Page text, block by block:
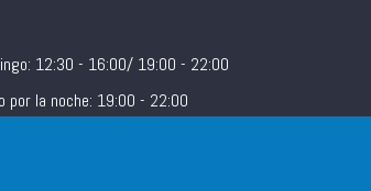
12:30 - 16:00/ 19:00 - 22:00
por la noche: 19:00 - 22:00